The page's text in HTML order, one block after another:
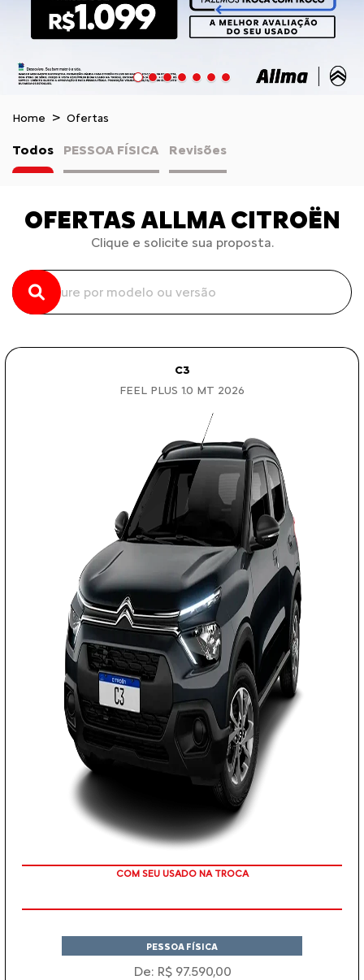
Home Ofertas
Todos PESSOA FÍSICA Revisões
OFERTAS ALLMA CITROËN
Clique e solicite sua proposta.
C3
FEEL PLUS 1.0 MT 2026
TAXA ZERO
PESSOA FÍSICA
De: R$ 97.590,00